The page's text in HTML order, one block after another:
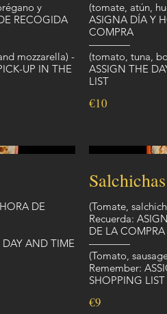
y
RECOGIDA
mozzarella) -
UP IN THE
(tomate, atún,
ASIGNA DÍA Y
COMPRA
————
(tomato, tuna,
ASSIGN THE
LIST
€10
DE
DAY AND TIME
Salchichas
(Tomate,
Recuerda:
DE LA COMPRA
————
(Tomato,
Remember:
SHOPPING LIST
€9